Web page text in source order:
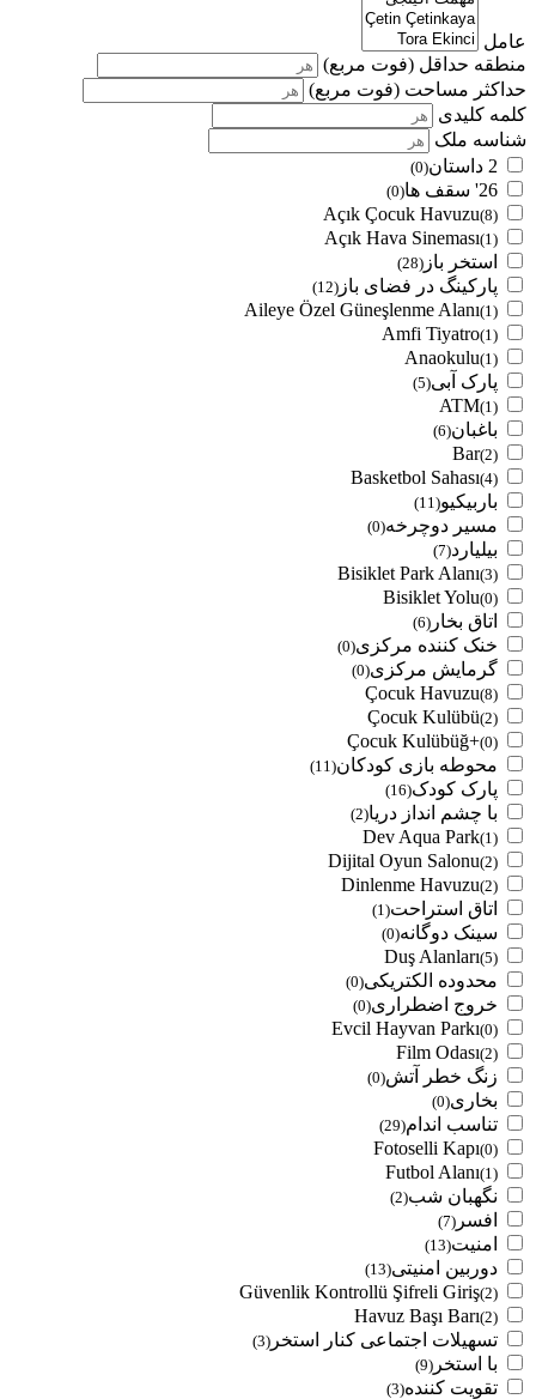
عامل
منطقه حداقل (فوت مربع)
حداکثر مساحت (فوت مربع)
کلمه کلیدی
شناسه ملک
2 داستان
(0)
26' سقف ها (0)
Açık Çocuk Havuzu(8)
Açık Hava Sineması(1)
استخر باز (28)
پارکینگ در فضای باز (12)
Aileye Özel Güneşlenme Alanı(1)
Amfi Tiyatro(1)
Anaokulu(1)
پارک آبی(5)
ATM(1)
باغبان(6)
Bar(2)
Basketbol Sahası(4)
باربیکیو(11)
مسیر دوچرخه(0)
بیلیارد(7)
Bisiklet Park Alanı(3)
Bisiklet Yolu(0)
اتاق بخار (6)
خنک کننده مرکزی(0)
گرمایش مرکزی(0)
Çocuk Havuzu(8)
Çocuk Kulübü(2)
Çocuk Kulübüğ+(0)
محوطه بازی کودکان(11)
پارک کودک(16)
با چشم انداز دریا(2)
Dev Aqua Park(1)
Dijital Oyun Salonu(2)
Dinlenme Havuzu(2)
اتاق استراحت(1)
سینک دوگانه(0)
Duş Alanları(5)
محدوده الکتریکی(0)
خروج اضطراری(0)
Evcil Hayvan Parkı(0)
Film Odası(2)
زنگ خطر آتش(0)
بخاری(0)
تناسب اندام(29)
Fotoselli Kapı(0)
Futbol Alanı(1)
نگهبان شب(2)
افسر (7)
امنیت(13)
دوربین امنیتی(13)
Güvenlik Kontrollü Şifreli Giriş(2)
Havuz Başı Barı(2)
تسهیلات اجتماعی کنار استخر (3)
با استخر (9)
تقویت کننده(3)